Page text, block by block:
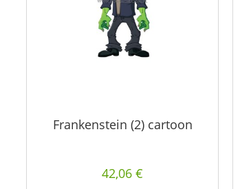
Frankenstein (2) cartoon
42,06 €